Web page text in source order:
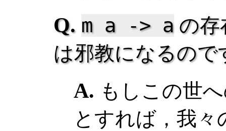
m a -> a の存
は邪教になるので
もしこの世
とすれば，我